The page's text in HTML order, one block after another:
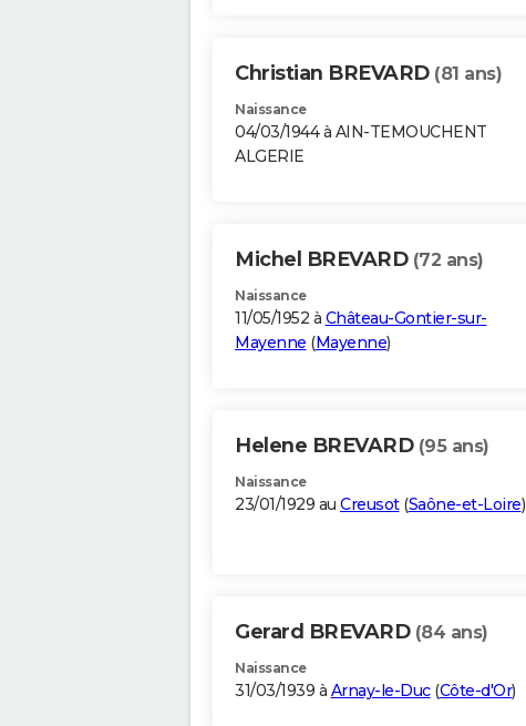
Christian BREVARD (81 ans)
Naissance
04/03/1944 à AIN-TEMOUCHENT
ALGERIE
Michel BREVARD (72 ans)
Naissance
11/05/1952 à Château-Gontier-sur-
Mayenne (Mayenne)
Helene BREVARD (95 ans)
Naissance
23/01/1929 au Creusot(Saône-et-Loire)
Gerard BREVARD (84 ans)
Naissance
31/03/1939 à Arnay-le-Duc(Côte-d'Or)